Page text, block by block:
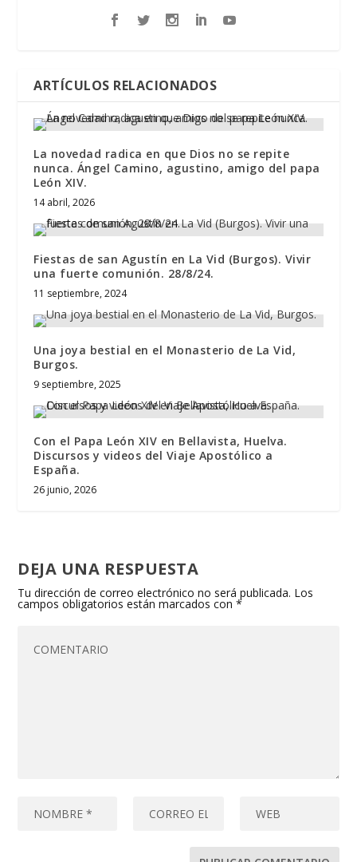
ARTÍCULOS RELACIONADOS
La novedad radica en que Dios no se repite
nunca. Ángel Camino, agustino, amigo del papa
León XIV.
14 abril, 2026
Fiestas de san Agustín en La Vid (Burgos). Vivir
una fuerte comunión. 28/8/24.
11 septiembre, 2024
Una joya bestial en el Monasterio de La Vid,
Burgos.
9 septiembre, 2025
Con el Papa León XIV en Bellavista, Huelva.
Discursos y videos del Viaje Apostólico a
España.
26 junio, 2026
DEJA UNA RESPUESTA
Tu dirección de correo electrónico no será publicada. Los
campos obligatorios están marcados con*